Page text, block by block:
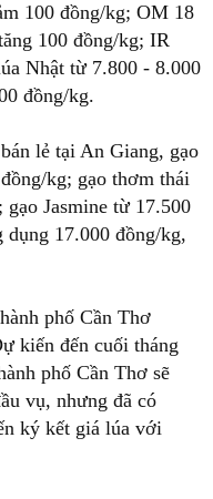
100 đồng/kg; OM 18
100 đồng/kg; IR
Nhật từ 7.800 - 8.000
đồng/kg.
lẻ tại An Giang, gạo
kg; gạo thơm thái
Jasmine từ 17.500
dụng 17.000 đồng/kg,
phố Cần Thơ
kiến đến cuối tháng
phố Cần Thơ sẽ
vụ, nhưng đã có
ký kết giá lúa với